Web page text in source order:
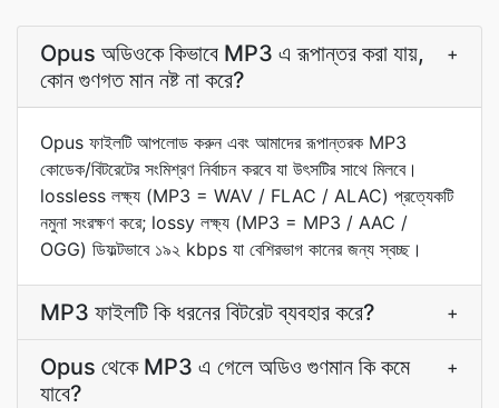
Opus অডিওকে কিভাবে MP3 এ রূপান্তর করা যায়,
কোন গুণগত মান নষ্ট না করে?
+
Opus ফাইলটি আপলোড করুন এবং আমাদের রূপান্তরক MP3
কোডেক/বিটরেটের সংমিশ্রণ নির্বাচন করবে যা উৎসটির সাথে মিলবে।
lossless লক্ষ্য (MP3 = WAV / FLAC / ALAC) প্রত্যেকটি
নমুনা সংরক্ষণ করে; lossy লক্ষ্য (MP3 = MP3 / AAC /
OGG) ডিফল্টভাবে ১৯২ kbps যা বেশিরভাগ কানের জন্য স্বচ্ছ।
MP3 ফাইলটি কি ধরনের বিটরেট ব্যবহার করে? +
Opus থেকে MP3 এ গেলে অডিও গুণমান কি কমে
যাবে?
+